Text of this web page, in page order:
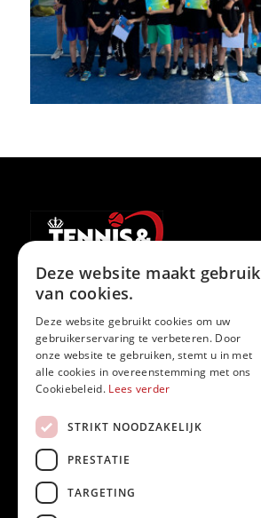
T.C. Merelbeke is vandaag meer dan enkel
tennis. Sinds enkele jaren wordt hier ook
Deze website maakt gebruik
van cookies.
Deze website gebruikt cookies om uw
gebruikerservaring te verbeteren. Door
onze website te gebruiken, stemt u in met
alle cookies in overeenstemming met ons
Cookiebeleid. Lees verder
STRIKT NOODZAKELIJK
PRESTATIE
TARGETING